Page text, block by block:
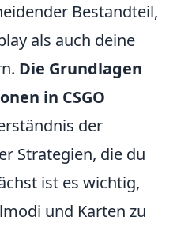
Bestandteil,
als auch deine
Die Grundlagen
in CSGO
der
Strategien, die du
ist es wichtig,
und Karten zu